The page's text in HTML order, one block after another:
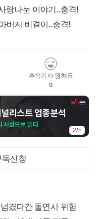
랑나눈 이야기..충격!
버지 비결이..충격!
후속기사 원해요
0
2/5
독신청
겼다간 돌연사 위험